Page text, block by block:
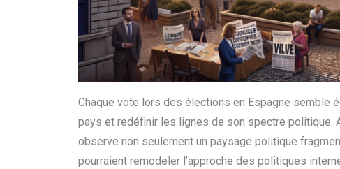
Chaque vote lors des élections en Espagne semble
pays et redéfinir les lignes de son spectre politique.
observe non seulement un paysage politique
pourraient remodeler l’approche des politiques